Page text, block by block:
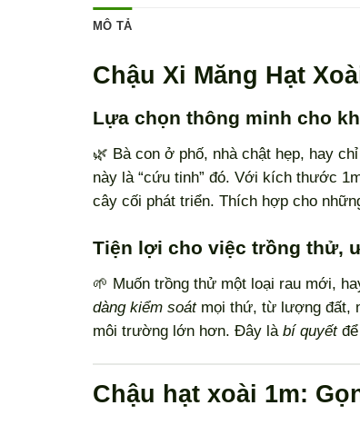
MÔ TẢ
Chậu Xi Măng Hạt
Lựa chọn thông minh cho
🌿 Bà con ở phố, nhà chật hẹp, hay
này là “cứu tinh” đó. Với kích thước
cây cối phát triển. Thích hợp cho
Tiện lợi cho việc trồng thử,
🌱 Muốn trồng thử một loại rau mới,
dàng kiểm soátmọi thứ, từ lượng đất,
môi trường lớn hơn. Đây là bí quyếtđể
Chậu hạt xoài 1m: